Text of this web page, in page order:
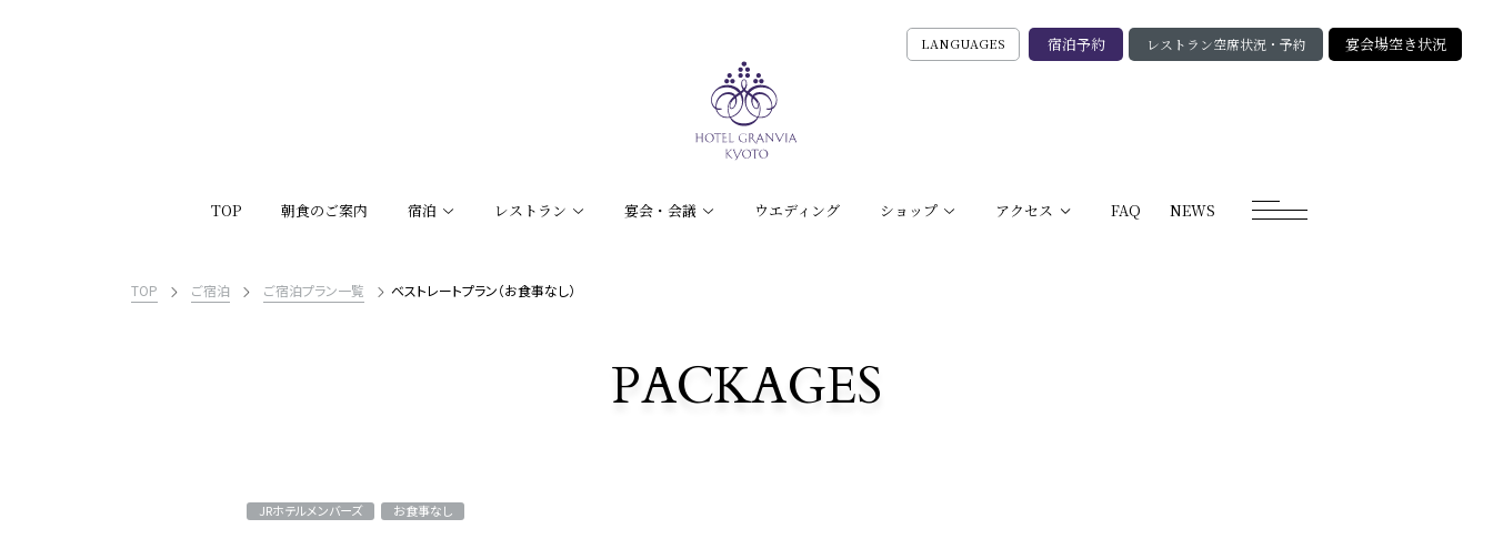
TOP 朝食のご案内 宿泊 レストラン 宴会・会議 ウエディング ショップ アクセス FAQ NEWS
LANGUAGES 宿泊予約 レストラン空席状況・予約 宴会場空き状況
宿泊プラン一覧
PACKAGES
TOP ご宿泊 ご宿泊プラン一覧 ベストレートプラン（お食事なし）
JRホテルメンバーズ お食事なし